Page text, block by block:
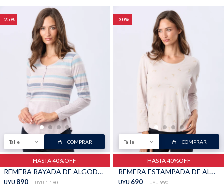
25
Talle COMPRAR
HASTA 40%OFF
REMERA RAYADA DE ALGODÓN - Lavanda
UYU 890 UYU 1.190
30
Talle COMPRAR
HASTA 40%OFF
REMERA ESTAMPADA DE ALGODÓN - Beige
UYU 690 UYU 990
Bolsos y valijas Accesorios
TALLES GRANDES Uniformes empresariales